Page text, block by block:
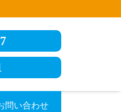
問い合わせ